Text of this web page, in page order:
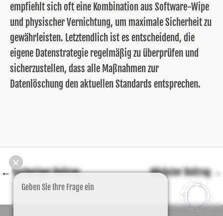
empfiehlt sich oft eine Kombination aus Software-Wipe
und physischer Vernichtung, um maximale Sicherheit zu
gewährleisten. Letztendlich ist es entscheidend, die
eigene Datenstrategie regelmäßig zu überprüfen und
sicherzustellen, dass alle Maßnahmen zur
Datenlöschung den aktuellen Standards entsprechen.
Post
navigation
← Vorheriger Beitrag Nächster Beitrag →
✕